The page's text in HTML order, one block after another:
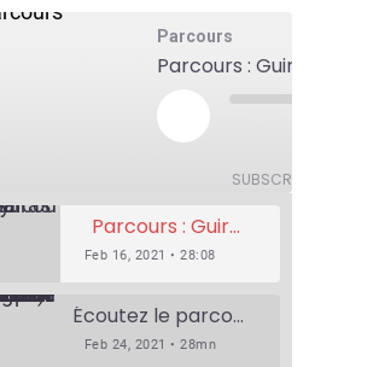
Parcours
Parcours : Guirassy
Play
Episode
Seconds
SUBSCRIBE
Parcours : Guirassy
Feb 16, 2021 • 28:08
Écoutez le parcours de Claudiane Kapia Nobana (Podologue)
Feb 24, 2021 • 28mn